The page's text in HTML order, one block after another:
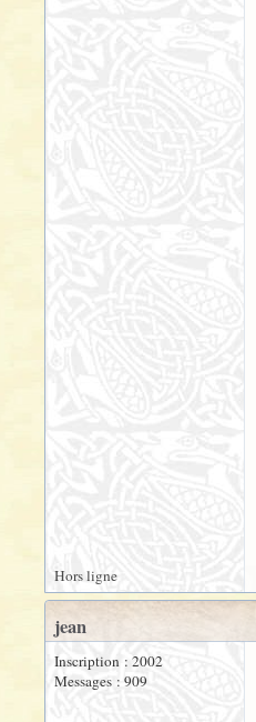
Hors ligne
jean
Inscription : 2002
Messages : 909